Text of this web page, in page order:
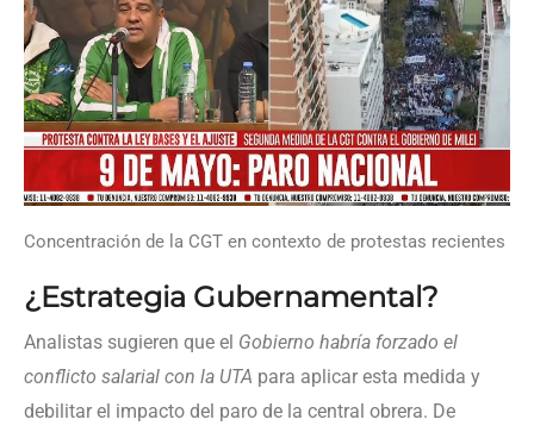
Concentración de la CGT en contexto de protestas recientes
¿Estrategia Gubernamental?
Analistas sugieren que el Gobierno habría forzado el
conflicto salarial con la UTA para aplicar esta medida y
debilitar el impacto del paro de la central obrera. De